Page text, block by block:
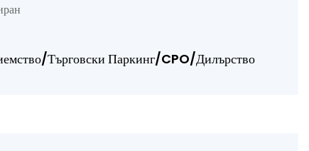
Търговски Паркинг/CPO/Дилърство